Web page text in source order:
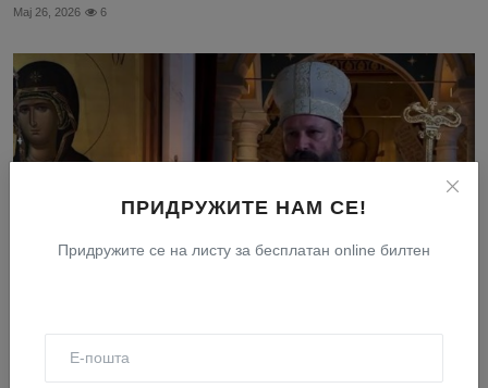
ПРИДРУЖИТЕ НАМ СЕ!
Придружите се на листу за бесплатан online билтен
Мај 26, 2026 6
Eпископ Иларион на Православном Богословском